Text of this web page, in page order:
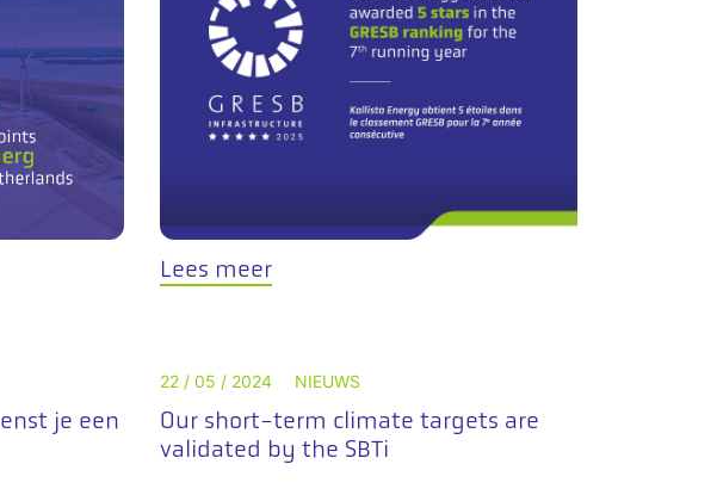
Lees meer
je een
22 / 05 / 2024 NIEUWS
Our short-term climate targets are
validated by the SBTi